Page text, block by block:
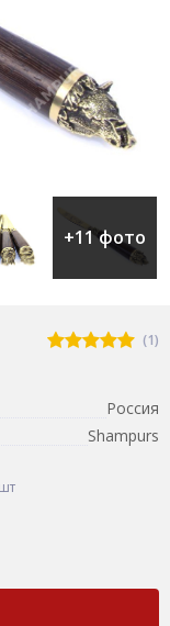
+11 фото
(1)
Россия
Shampurs